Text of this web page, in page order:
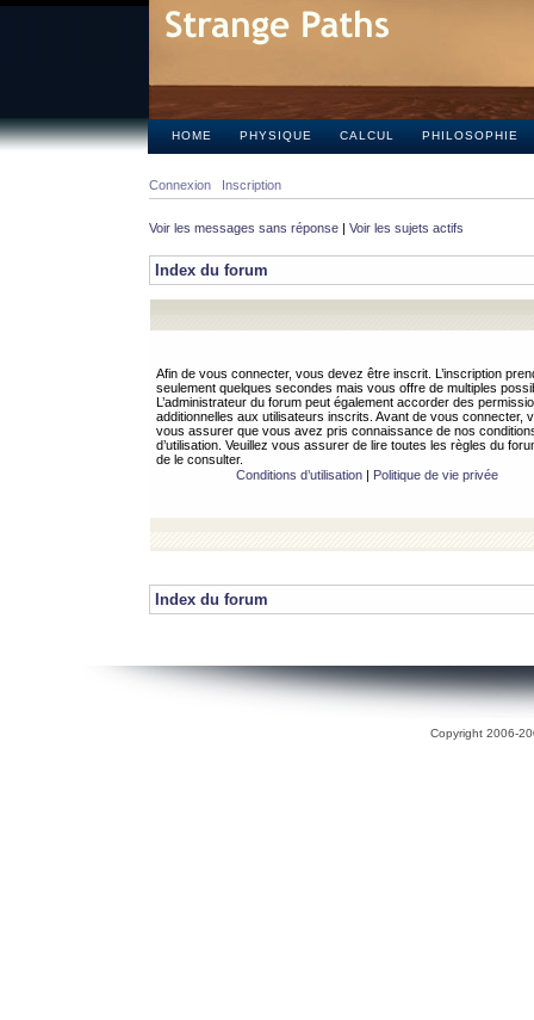
HOME PHYSIQUE CALCUL PHILOSOPHIE
Connexion Inscription
Voir les messages sans réponse | Voir les sujets actifs
Index du forum
Afin de vous connecter, vous devez être inscrit. L’inscription
seulement quelques secondes mais vous offre de multiples
L’administrateur du forum peut également accorder des
additionnelles aux utilisateurs inscrits. Avant de vous connecter,
vous assurer que vous avez pris connaissance de nos
d’utilisation. Veuillez vous assurer de lire toutes les règles du
de le consulter.
Conditions d’utilisation| Politique de vie privée
Index du forum
Copyright 2006-